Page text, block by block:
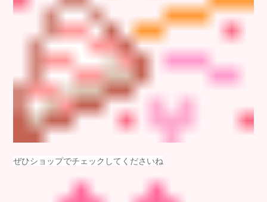
ぜひショップでチェックしてくださいね